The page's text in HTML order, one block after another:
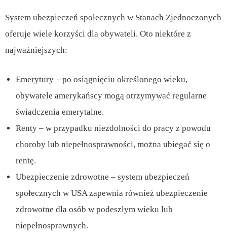
System ubezpieczeń społecznych w Stanach Zjednoczonych
oferuje wiele korzyści dla obywateli. Oto niektóre z
najważniejszych:
Emerytury – po osiągnięciu określonego wieku,
obywatele amerykańscy mogą otrzymywać regularne
świadczenia emerytalne.
Renty – w przypadku niezdolności do pracy z powodu
choroby lub niepełnosprawności, można ubiegać się o
rentę.
Ubezpieczenie zdrowotne – system ubezpieczeń
społecznych w USA zapewnia również ubezpieczenie
zdrowotne dla osób w podeszłym wieku lub
niepełnosprawnych.